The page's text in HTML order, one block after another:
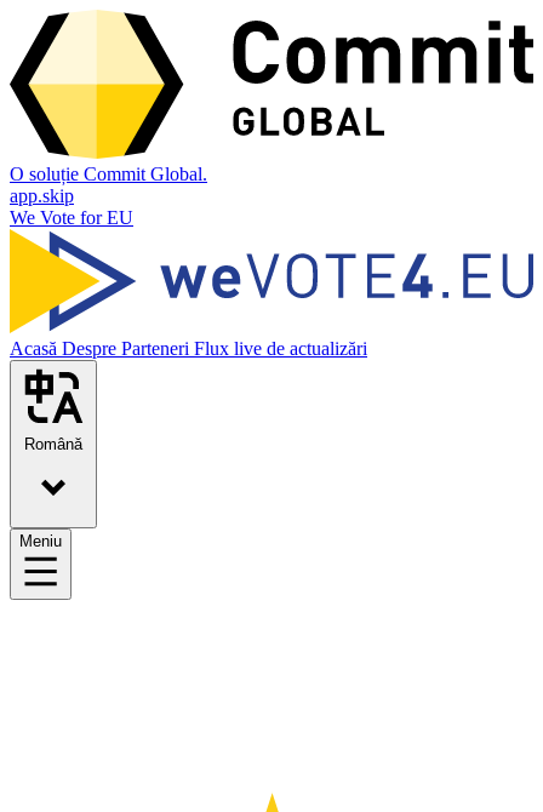
O soluție Commit Global.
app.skip
We Vote for EU
Acasă Despre Parteneri Flux live de actualizări
Română
Meniu